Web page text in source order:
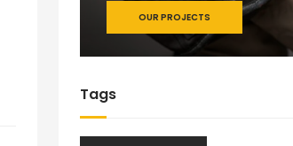
OUR PROJECTS
Tags